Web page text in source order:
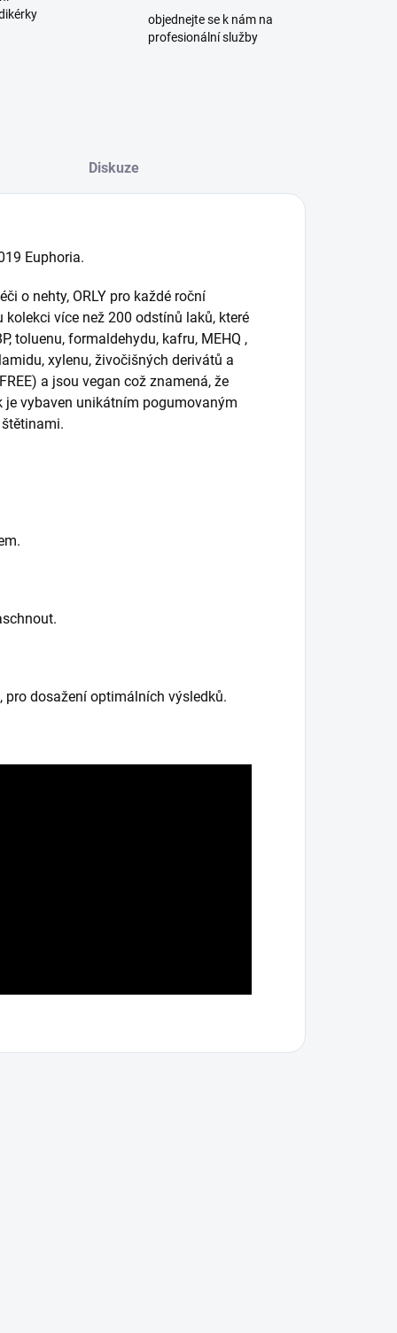
objednejte se k nám na
profesionální služby
Diskuze
Euphoria.
o nehty, ORLY pro každé roční
více než 200 odstínů laků, které
toluenu, formaldehydu, kafru, MEHQ ,
xylenu, živočišných derivátů a
a jsou vegan což znamená, že
vybaven unikátním pogumovaným
štětinami.
pro dosažení optimálních výsledků.